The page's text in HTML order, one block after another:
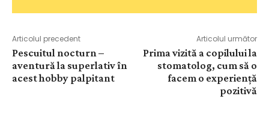
Articolul precedent
Pescuitul nocturn –
aventură la superlativ în
acest hobby palpitant
Articolul următor
Prima vizită a copilului la
stomatolog, cum să o
facem o experiență
pozitivă